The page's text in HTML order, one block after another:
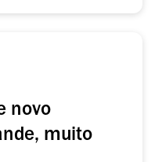
novo
muito